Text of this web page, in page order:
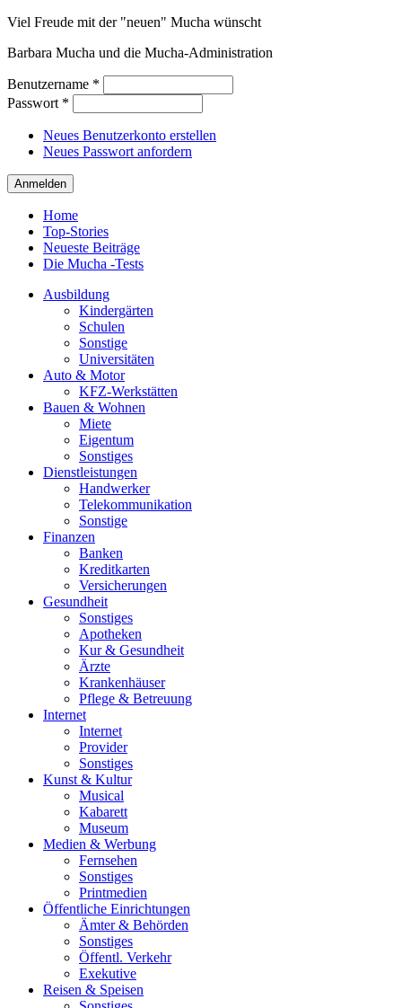
Viel Freude mit der "neuen" Mucha wünscht
Barbara Mucha und die Mucha-Administration
Benutzername *
Passwort *
Neues Benutzerkonto erstellen
Neues Passwort anfordern
Home
Top-Stories
Neueste Beiträge
Die Mucha -Tests
Ausbildung
Kindergärten
Schulen
Sonstige
Universitäten
Auto & Motor
KFZ-Werkstätten
Bauen & Wohnen
Miete
Eigentum
Sonstiges
Dienstleistungen
Handwerker
Telekommunikation
Sonstige
Finanzen
Banken
Kreditkarten
Versicherungen
Gesundheit
Sonstiges
Apotheken
Kur & Gesundheit
Ärzte
Krankenhäuser
Pflege & Betreuung
Internet
Internet
Provider
Sonstiges
Kunst & Kultur
Musical
Kabarett
Museum
Medien & Werbung
Fernsehen
Sonstiges
Printmedien
Öffentliche Einrichtungen
Ämter & Behörden
Sonstiges
Öffentl. Verkehr
Exekutive
Reisen & Speisen